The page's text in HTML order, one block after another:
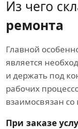
Из чего
ремонта
Главной
является
и держать под
рабочих
взаимосвязан
При заказе